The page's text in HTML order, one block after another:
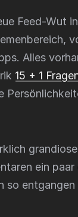
Feed-Wut
Alles
15 + 1
ein paar
so entgangen